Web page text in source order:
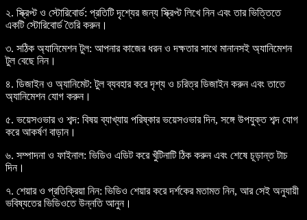
২. স্ক্রিপ্ট ও স্টোরিবোর্ড: প্রতিটি দৃশ্যের জন্য স্ক্রিপ্ট লিখে নিন এবং তার ভিত্তিতে
একটি স্টোরিবোর্ড তৈরি করুন।
৩. সঠিক অ্যানিমেশন টুল: আপনার কাজের ধরন ও দক্ষতার সাথে মানানসই অ্যানিমেশন
টুল বেছে নিন।
৪. ডিজাইন ও অ্যানিমেট: টুল ব্যবহার করে দৃশ্য ও চরিত্র ডিজাইন করুন এবং তাতে
অ্যানিমেশন যোগ করুন।
৫. ভয়েসওভার ও শব্দ: বিষয় ব্যাখ্যায় পরিষ্কার ভয়েসওভার দিন, সঙ্গে উপযুক্ত শব্দ যোগ
করে আকর্ষণ বাড়ান।
৬. সম্পাদনা ও ফাইনাল: ভিডিও এডিট করে খুঁটিনাটি ঠিক করুন এবং শেষে চূড়ান্ত টাচ
দিন।
৭. শেয়ার ও প্রতিক্রিয়া নিন: ভিডিও শেয়ার করে দর্শকের মতামত নিন, আর সেই অনুযায়ী
ভবিষ্যতের ভিডিওতে উন্নতি আনুন।